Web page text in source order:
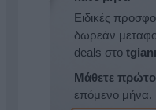
Ειδικές
δωρεάν
Μάθετε πρώτοι